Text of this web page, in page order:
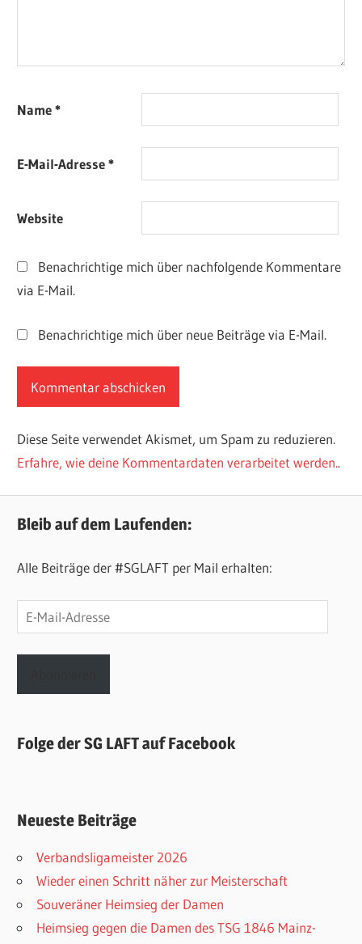
Name*
E-Mail-Adresse*
Website
Benachrichtige mich über nachfolgende Kommentare
via E-Mail.
Benachrichtige mich über neue Beiträge via E-Mail.
Diese Seite verwendet Akismet, um Spam zu reduzieren.
Erfahre, wie deine Kommentardaten verarbeitet werden..
Bleib auf dem Laufenden:
Alle Beiträge der #SGLAFT per Mail erhalten:
E-
Mail-
Adresse
Folge der SG LAFT auf Facebook
Neueste Beiträge
Verbandsligameister 2026
Wieder einen Schritt näher zur Meisterschaft
Souveräner Heimsieg der Damen
Heimsieg gegen die Damen des TSG 1846 Mainz-